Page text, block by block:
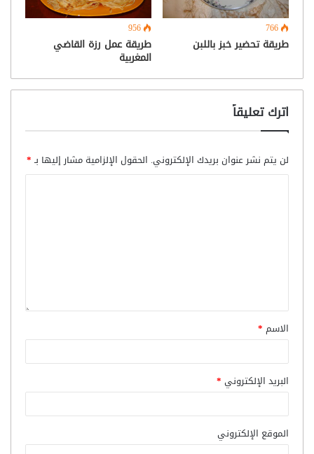
766
طريقة تحضير خبز باللبن
956
طريقة عمل رزة القاضي
المغربية
اترك تعليقاً
لن يتم نشر عنوان بريدك الإلكتروني. الحقول الإلزامية مشار إليها بـ*
الاسم *
البريد الإلكتروني *
الموقع الإلكتروني